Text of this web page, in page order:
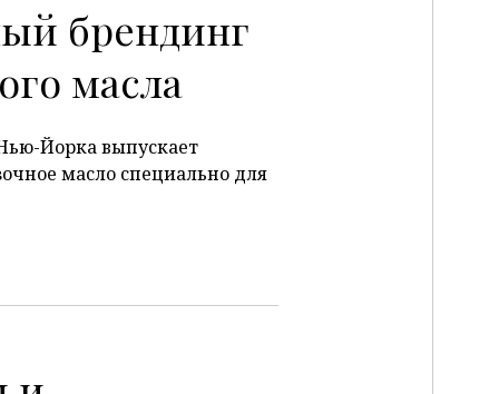
брендинг
масла
Йорка выпускает
масло специально для